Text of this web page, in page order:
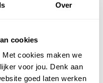
Over
cookies
cookies maken we
voor jou. Denk aan
goed laten werken